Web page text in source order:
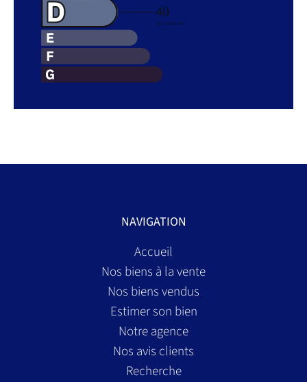
NAVIGATION
Accueil
Nos biens à la vente
Nos biens vendus
Estimer son bien
Notre agence
Nos avis clients
Recherche